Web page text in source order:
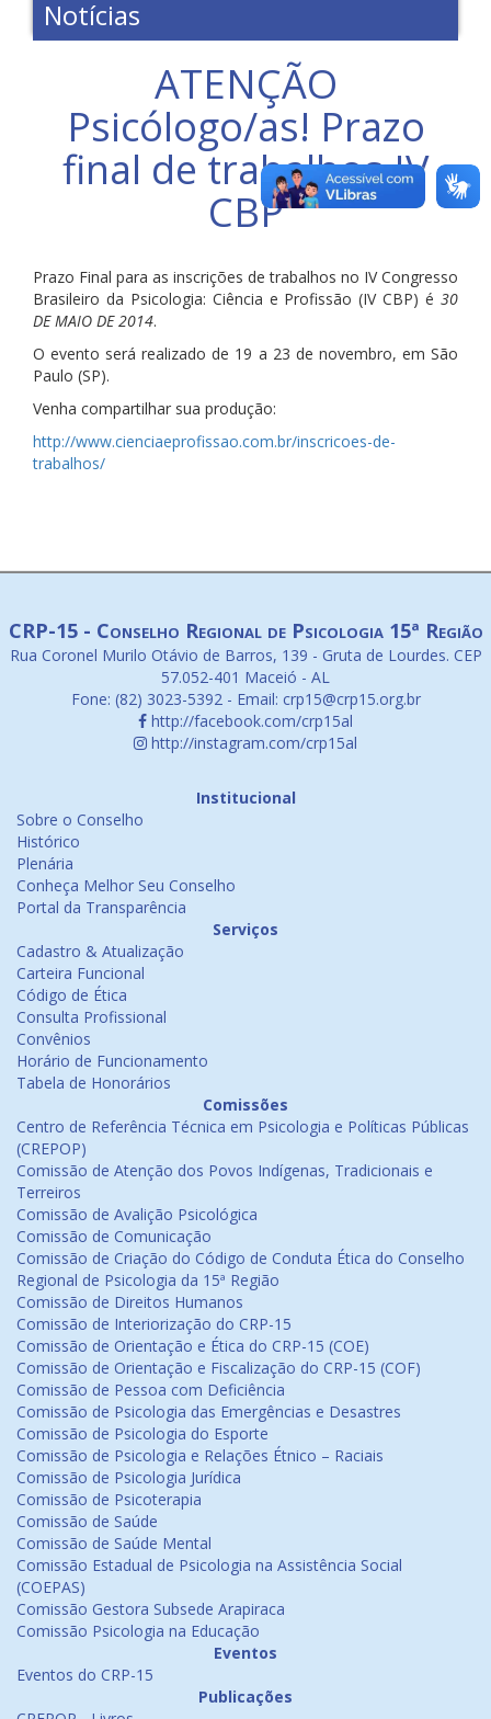
Notícias
ATENÇÃO
Psicólogo/as! Prazo
final de trabalhos IV
CBP
Prazo Final para as inscrições de trabalhos no IV Congresso
Brasileiro da Psicologia: Ciência e Profissão (IV CBP) é 30
DE MAIO DE 2014.
O evento será realizado de 19 a 23 de novembro, em São
Paulo (SP).
Venha compartilhar sua produção:
http://www.cienciaeprofissao.com.br/inscricoes-de-
trabalhos/
CRP-15 - Conselho Regional de Psicologia 15ª Região
Rua Coronel Murilo Otávio de Barros, 139 - Gruta de Lourdes. CEP
57.052-401 Maceió - AL
Fone: (82) 3023-5392 - Email: crp15@crp15.org.br
http://facebook.com/crp15al
http://instagram.com/crp15al
Institucional
Sobre o Conselho
Histórico
Plenária
Conheça Melhor Seu Conselho
Portal da Transparência
Serviços
Cadastro & Atualização
Carteira Funcional
Código de Ética
Consulta Profissional
Convênios
Horário de Funcionamento
Tabela de Honorários
Comissões
Centro de Referência Técnica em Psicologia e Políticas Públicas
(CREPOP)
Comissão de Atenção dos Povos Indígenas, Tradicionais e
Terreiros
Comissão de Avalição Psicológica
Comissão de Comunicação
Comissão de Criação do Código de Conduta Ética do Conselho
Regional de Psicologia da 15ª Região
Comissão de Direitos Humanos
Comissão de Interiorização do CRP-15
Comissão de Orientação e Ética do CRP-15 (COE)
Comissão de Orientação e Fiscalização do CRP-15 (COF)
Comissão de Pessoa com Deficiência
Comissão de Psicologia das Emergências e Desastres
Comissão de Psicologia do Esporte
Comissão de Psicologia e Relações Étnico – Raciais
Comissão de Psicologia Jurídica
Comissão de Psicoterapia
Comissão de Saúde
Comissão de Saúde Mental
Comissão Estadual de Psicologia na Assistência Social
(COEPAS)
Comissão Gestora Subsede Arapiraca
Comissão Psicologia na Educação
Eventos
Eventos do CRP-15
Publicações